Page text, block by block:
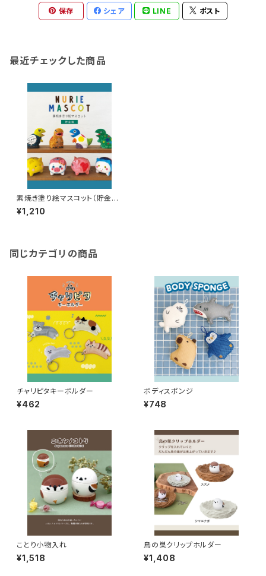
保存 シェア LINE ポスト
最近チェックした商品
素焼き塗り絵マスコット（貯金
箱）
¥1,210
同じカテゴリの商品
チャリピタキーボルダー
¥462
ボディスポンジ
¥748
ことり小物入れ
¥1,518
鳥の巣クリップホルダー
¥1,408